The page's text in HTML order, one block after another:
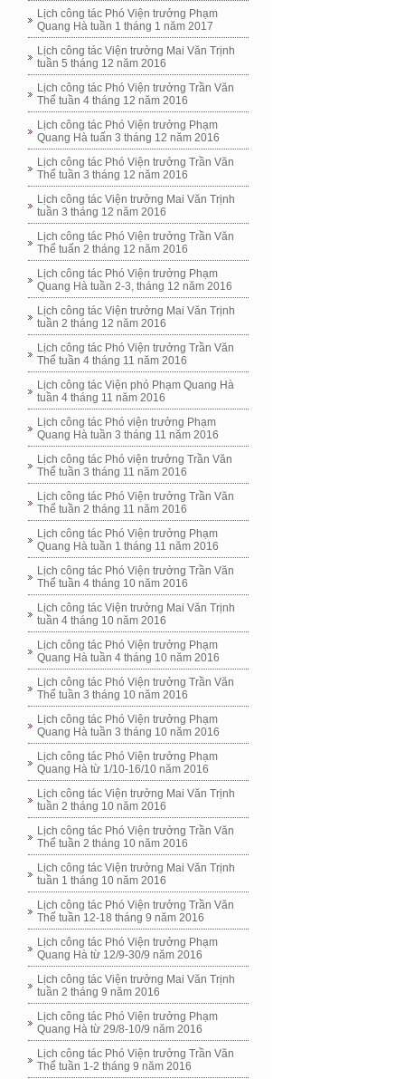
Lịch công tác Phó Viện trưởng Phạm
Quang Hà tuần 1 tháng 1 năm 2017
Lịch công tác Viện trưởng Mai Văn Trịnh
tuần 5 tháng 12 năm 2016
Lịch công tác Phó Viện trưởng Trần Văn
Thể tuần 4 tháng 12 năm 2016
Lịch công tác Phó Viện trưởng Phạm
Quang Hà tuấn 3 tháng 12 năm 2016
Lịch công tác Phó Viện trưởng Trần Văn
Thể tuần 3 tháng 12 năm 2016
Lịch công tác Viện trưởng Mai Văn Trịnh
tuần 3 tháng 12 năm 2016
Lịch công tác Phó Viện trưởng Trần Văn
Thể tuấn 2 tháng 12 năm 2016
Lịch công tác Phó Viện trưởng Phạm
Quang Hà tuần 2-3, tháng 12 năm 2016
Lịch công tác Viện trưởng Mai Văn Trịnh
tuần 2 tháng 12 năm 2016
Lịch công tác Phó Viện trưởng Trần Văn
Thể tuần 4 tháng 11 năm 2016
Lịch công tác Viện phó Phạm Quang Hà
tuần 4 tháng 11 năm 2016
Lịch công tác Phó viện trưởng Phạm
Quang Hà tuần 3 tháng 11 năm 2016
Lịch công tác Phó viện trưởng Trần Văn
Thể tuần 3 tháng 11 năm 2016
Lịch công tác Phó Viện trưởng Trần Văn
Thể tuần 2 tháng 11 năm 2016
Lịch công tác Phó Viện trưởng Phạm
Quang Hà tuần 1 tháng 11 năm 2016
Lịch công tác Phó Viện trưởng Trần Văn
Thể tuần 4 tháng 10 năm 2016
Lịch công tác Viện trưởng Mai Văn Trịnh
tuần 4 tháng 10 năm 2016
Lịch công tác Phó Viện trưởng Phạm
Quang Hà tuần 4 tháng 10 năm 2016
Lịch công tác Phó Viện trưởng Trần Văn
Thể tuần 3 tháng 10 năm 2016
Lịch công tác Phó Viện trưởng Phạm
Quang Hà tuần 3 tháng 10 năm 2016
Lịch công tác Phó Viện trưởng Phạm
Quang Hà từ 1/10-16/10 năm 2016
Lịch công tác Viện trưởng Mai Văn Trịnh
tuần 2 tháng 10 năm 2016
Lịch công tác Phó Viện trưởng Trần Văn
Thể tuần 2 tháng 10 năm 2016
Lịch công tác Viện trưởng Mai Văn Trịnh
tuần 1 tháng 10 năm 2016
Lịch công tác Phó Viện trưởng Trần Văn
Thể tuần 12-18 tháng 9 năm 2016
Lịch công tác Phó Viện trưởng Phạm
Quang Hà từ 12/9-30/9 năm 2016
Lịch công tác Viện trưởng Mai Văn Trịnh
tuần 2 tháng 9 năm 2016
Lịch công tác Phó Viện trưởng Phạm
Quang Hà từ 29/8-10/9 năm 2016
Lịch công tác Phó Viện trưởng Trần Văn
Thể tuần 1-2 tháng 9 năm 2016